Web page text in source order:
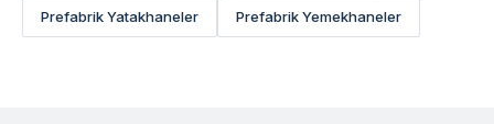
Prefabrik Yatakhaneler Prefabrik Yemekhaneler